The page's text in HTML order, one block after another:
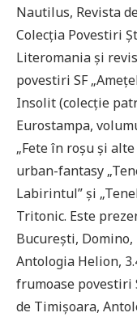
Nautilus, Revista
Colecția Povestiri
Literomania și
povestiri SF
Insolit (colecție
Eurostampa,
„Fete în roșu și
urban-fantasy
Labirintul” și
Tritonic. Este
București,
Antologia Helion,
frumoase povestiri
de Timișoara,